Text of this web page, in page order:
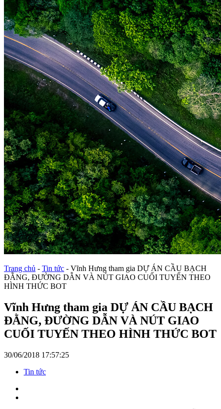
Trang chủ - Tin tức - Vĩnh Hưng tham gia DỰ ÁN CẦU BẠCH
ĐẰNG, ĐƯỜNG DẪN VÀ NÚT GIAO CUỐI TUYẾN THEO
HÌNH THỨC BOT
Vĩnh Hưng tham gia DỰ ÁN CẦU BẠCH
ĐẰNG, ĐƯỜNG DẪN VÀ NÚT GIAO
CUỐI TUYẾN THEO HÌNH THỨC BOT
30/06/2018 17:57:25
Tin tức